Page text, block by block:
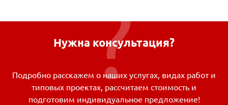
Нужна консультация?
Подробно расскажем о наших услугах, видах работ и
типовых проектах, рассчитаем стоимость и
подготовим индивидуальное предложение!